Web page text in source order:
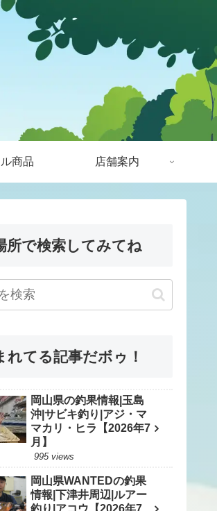
商品 店舗案内
所で検索してみてね
れてる記事だボゥ！
岡山県の釣果情報|玉島
沖|サビキ釣り|アジ・マ
マカリ・ヒラ【2026年7
月】
995 views
岡山県WANTEDの釣果
情報|下津井周辺|ルアー